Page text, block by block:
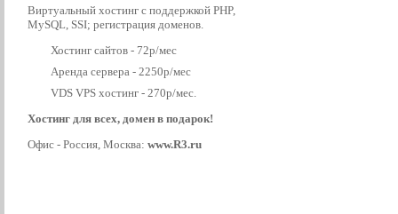
Виртуальный хостинг с поддержкой PHP,
MySQL, SSI; регистрация доменов.
Хостинг сайтов - 72р/мес
Аренда сервера - 2250р/мес
VDS VPS хостинг - 270р/мес.
Хостинг для всех, домен в подарок!
Офис - Россия, Москва: www.R3.ru